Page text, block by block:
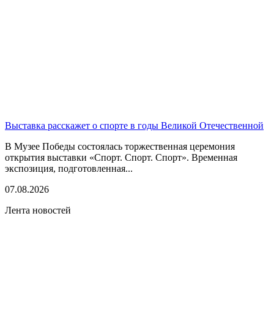
Выставка расскажет о спорте в годы Великой Отечественной
В Музее Победы состоялась торжественная церемония
открытия выставки «Спорт. Спорт. Спорт». Временная
экспозиция, подготовленная...
07.08.2026
Лента новостей